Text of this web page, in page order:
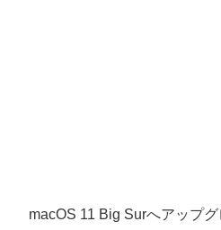
macOS 11 Big Surへアップ